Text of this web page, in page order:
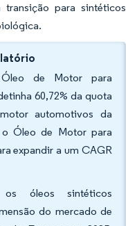
para sintéticos
de Motor para
60,72% da quota
automotivos da
o Óleo de Motor para
expandir a um CAGR
óleos sintéticos
do mercado de